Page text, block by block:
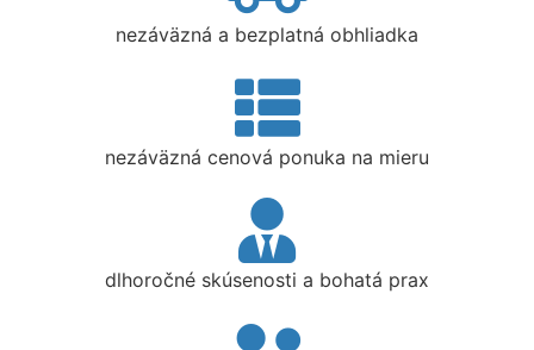
nezáväzná a bezplatná obhliadka
nezáväzná cenová ponuka na mieru
dlhoročné skúsenosti a bohatá prax